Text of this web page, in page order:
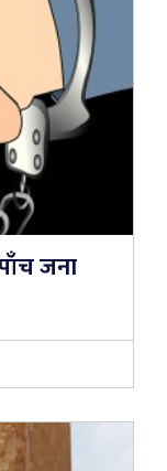
जना